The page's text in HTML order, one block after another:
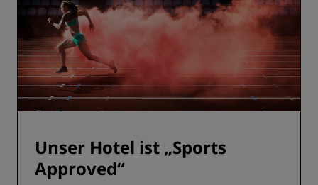
Unser Hotel ist „Sports
Approved“